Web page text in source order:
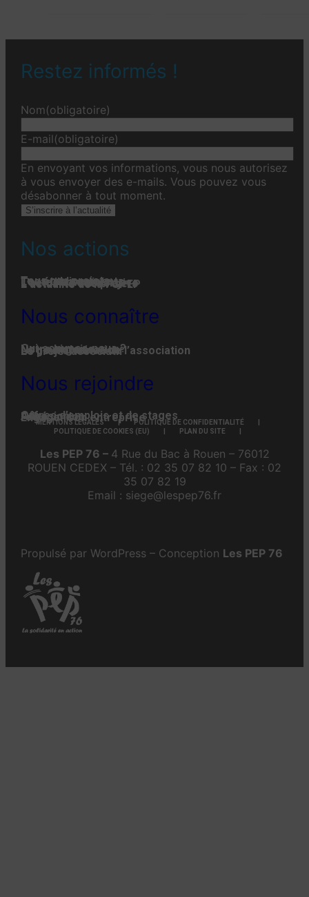
Restez informés !
Nom(obligatoire)
E-mail(obligatoire)
En envoyant vos informations, vous nous autorisez
à vous envoyer des e-mails. Vous pouvez vous
désabonner à tout moment.
S’inscrire à l’actualité
Nos actions
Tous nos projets
Les établissements
Toute l’actualité
L'actualité associative
L’actualité des projets
L’actualité de la FGPEP
Nous connaître
Qui-sommes-nous ?
Notre histoire
Notre organisation
La gouvernance de l’association
Le projet associatif
Nous rejoindre
Offres d’emplois et de stages
Adhésion
Faire un don
Engager son entreprise
MENTIONS LÉGALES
POLITIQUE DE CONFIDENTIALITÉ
POLITIQUE DE COOKIES (EU)
PLAN DU SITE
Les PEP 76 – 4 Rue du Bac à Rouen – 76012
ROUEN CEDEX – Tél. : 02 35 07 82 10 – Fax : 02
35 07 82 19
Email : siege@lespep76.fr
Propulsé par WordPress – Conception Les PEP 76